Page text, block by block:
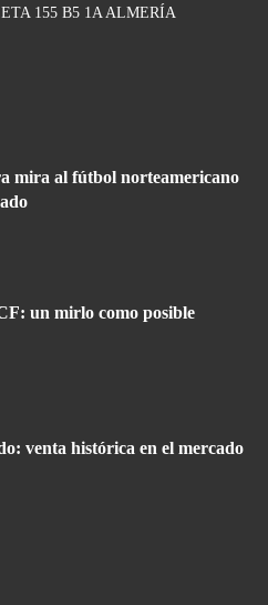
155 B5 1A ALMERÍA
mira al fútbol norteamericano
un mirlo como posible
venta histórica en el mercado